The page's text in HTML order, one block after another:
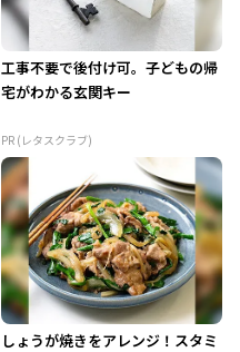
工事不要で後付け可。子どもの帰
宅がわかる玄関キー
PR (レタスクラブ)
しょうが焼きをアレンジ！スタミ